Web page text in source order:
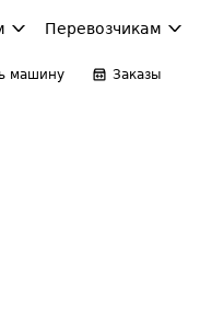
Перевозчикам
машину Заказы